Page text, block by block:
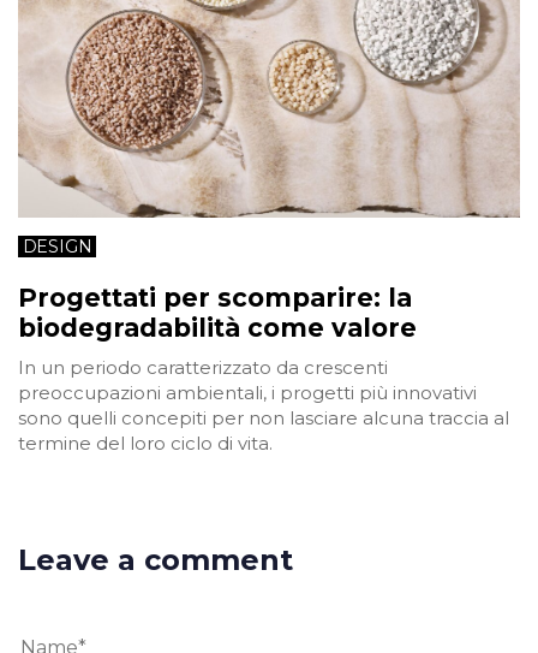
DESIGN
Progettati per scomparire: la
biodegradabilità come valore
In un periodo caratterizzato da crescenti
preoccupazioni ambientali, i progetti più innovativi
sono quelli concepiti per non lasciare alcuna traccia al
termine del loro ciclo di vita.
Leave a comment